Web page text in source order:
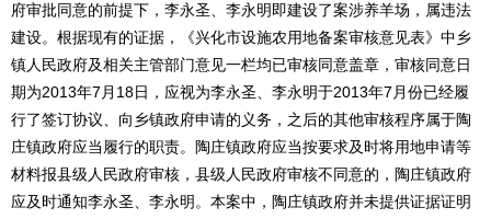
府审批同意的前提下，李永圣、李永明即建设了案涉养羊场，属违法
建设。根据现有的证据，《兴化市设施农用地备案审核意见表》中乡
镇人民政府及相关主管部门意见一栏均已审核同意盖章，审核同意日
期为2013年7月18日，应视为李永圣、李永明于2013年7月份已经履
行了签订协议、向乡镇政府申请的义务，之后的其他审核程序属于陶
庄镇政府应当履行的职责。陶庄镇政府应当按要求及时将用地申请等
材料报县级人民政府审核，县级人民政府审核不同意的，陶庄镇政府
应及时通知李永圣、李永明。本案中，陶庄镇政府并未提供证据证明